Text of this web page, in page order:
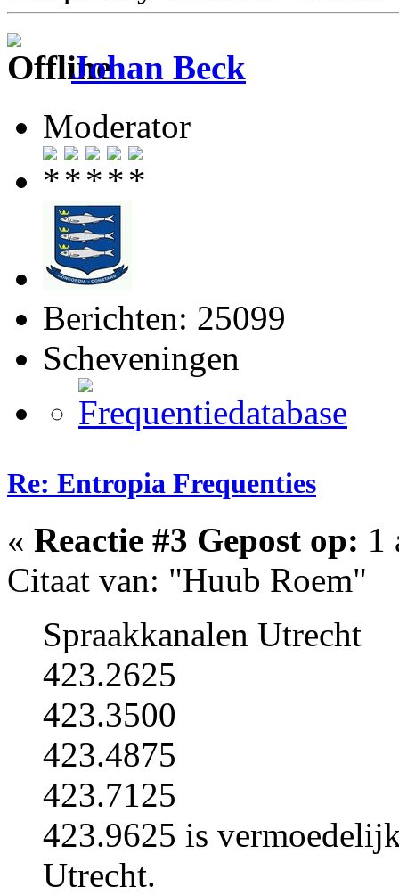
Johan Beck
Moderator
Berichten: 25099
Scheveningen
Re: Entropia Frequenties
« Reactie #3 Gepost op: 1
Citaat van: "Huub Roem"
Spraakkanalen Utrecht
423.2625
423.3500
423.4875
423.7125
423.9625 is
Utrecht.